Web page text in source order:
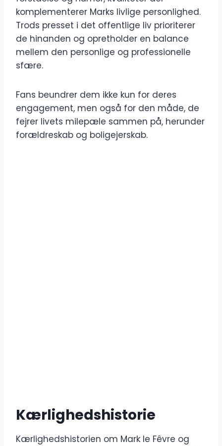
komplementerer Marks livlige personlighed.
Trods presset i det offentlige liv prioriterer
de hinanden og opretholder en balance
mellem den personlige og professionelle
sfære.
Fans beundrer dem ikke kun for deres
engagement, men også for den måde, de
fejrer livets milepæle sammen på, herunder
forældreskab og boligejerskab.
Kærlighedshistorie
Kærlighedshistorien om Mark le Fêvre og